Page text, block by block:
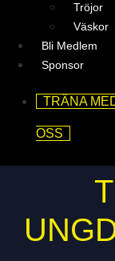
Tröjor
Väskor
Bli Medlem
Sponsor
TRÄNA
OSS